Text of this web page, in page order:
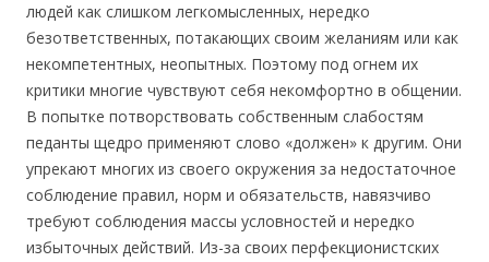
людей как слишком легкомысленных, нередко
безответственных, потакающих своим желаниям или как
некомпетентных, неопытных. Поэтому под огнем их
критики многие чувствуют себя некомфортно в общении.
В попытке потворствовать собственным слабостям
педанты щедро применяют слово «должен» к другим. Они
упрекают многих из своего окружения за недостаточное
соблюдение правил, норм и обязательств, навязчиво
требуют соблюдения массы условностей и нередко
избыточных действий. Из-за своих перфекционистских